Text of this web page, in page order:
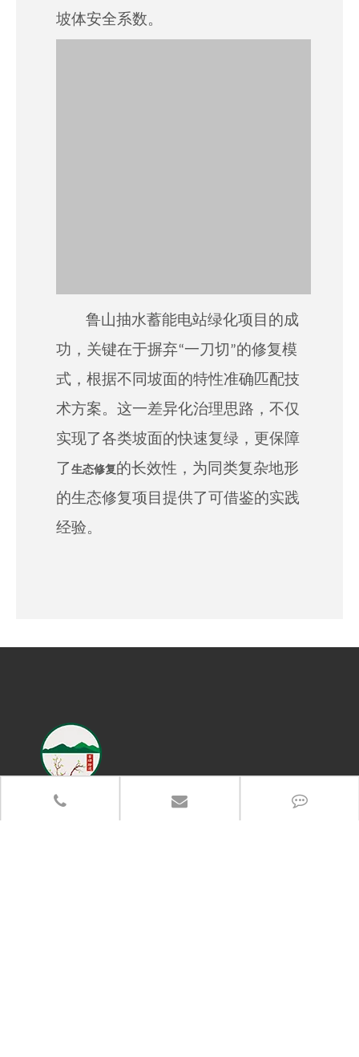
坡体安全系数。
鲁山抽水蓄能电站绿化项目的成
功，关键在于摒弃“一刀切”的修复模
式，根据不同坡面的特性准确匹配技
术方案。这一差异化治理思路，不仅
实现了各类坡面的快速复绿，更保障
了 生态修复 的长效性，为同类复杂地形
的生态修复项目提供了可借鉴的实践
经验。